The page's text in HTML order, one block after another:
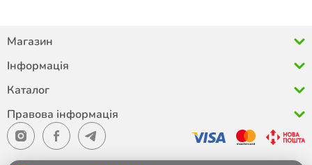
Магазин
Інформація
Каталог
Правова інформація